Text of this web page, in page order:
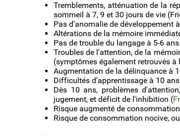
Tremblements, atténuation de la
sommeil à 7, 9 et 30 jours de vie
Pas d'anomalie de développement
Altérations de la mémoire
Pas de trouble du langage à 5-6 ans.
Troubles de l'attention, de la
(symptômes également retrouvés à
Augmentation de la délinquance à
Difficultés d'apprentissage à 10
Dès 10 ans, problèmes
jugement, et déficit de l'inhibition (
Risque augmenté de
Risque de consommation nocive,